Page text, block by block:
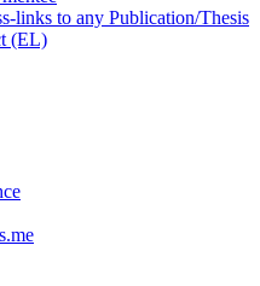
links to any Publication/Thesis
(EL)